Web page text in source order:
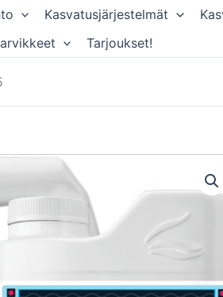
Kasvatusjärjestelmät
Tarjoukset!